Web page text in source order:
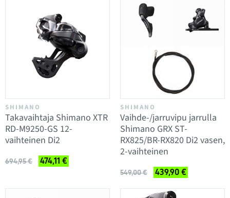
SHIMANO
Takavaihtaja Shimano XTR
RD-M9250-GS 12-
vaihteinen Di2
694,95 € 474,11 €
SHIMANO
Vaihde-/jarruvipu jarrulla
Shimano GRX ST-
RX825/BR-RX820 Di2 vasen,
2-vaihteinen
549,00 € 439,90 €